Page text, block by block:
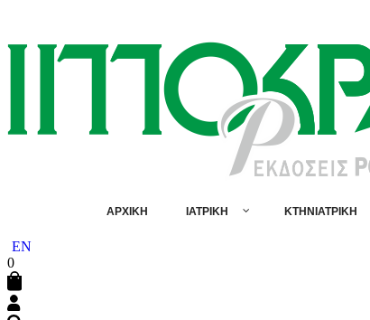
ΑΡΧΙΚΗ ΙΑΤΡΙΚΗ ΚΤΗΝΙΑΤΡΙΚΗ
EN
0